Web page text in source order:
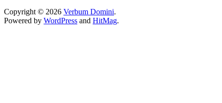
Copyright © 2026 Verbum Domini.
Powered by WordPress and HitMag.